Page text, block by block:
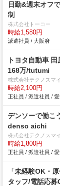
日勤&週末オフ
制
株式会社トーコー
時給1,580円
派遣社員 / 大阪府
トヨタ自動車
168万/tutumi
株式会社テクノスマ
時給2,100円
正社員 / 派遣社員 /
デンソーで働こ
denso aichi
株式会社テクノスマ
時給1,800円
正社員 / 派遣社員 /
「未経験OK・
タッフ/電話応